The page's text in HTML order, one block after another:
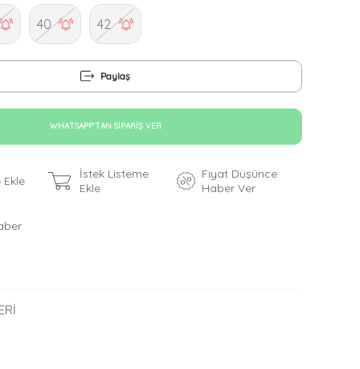
40 42
Paylaş
WHATSAPP'TAN SIPARIŞ VER
İstek Listeme
Ekle
Fiyat Düşünce
Haber Ver